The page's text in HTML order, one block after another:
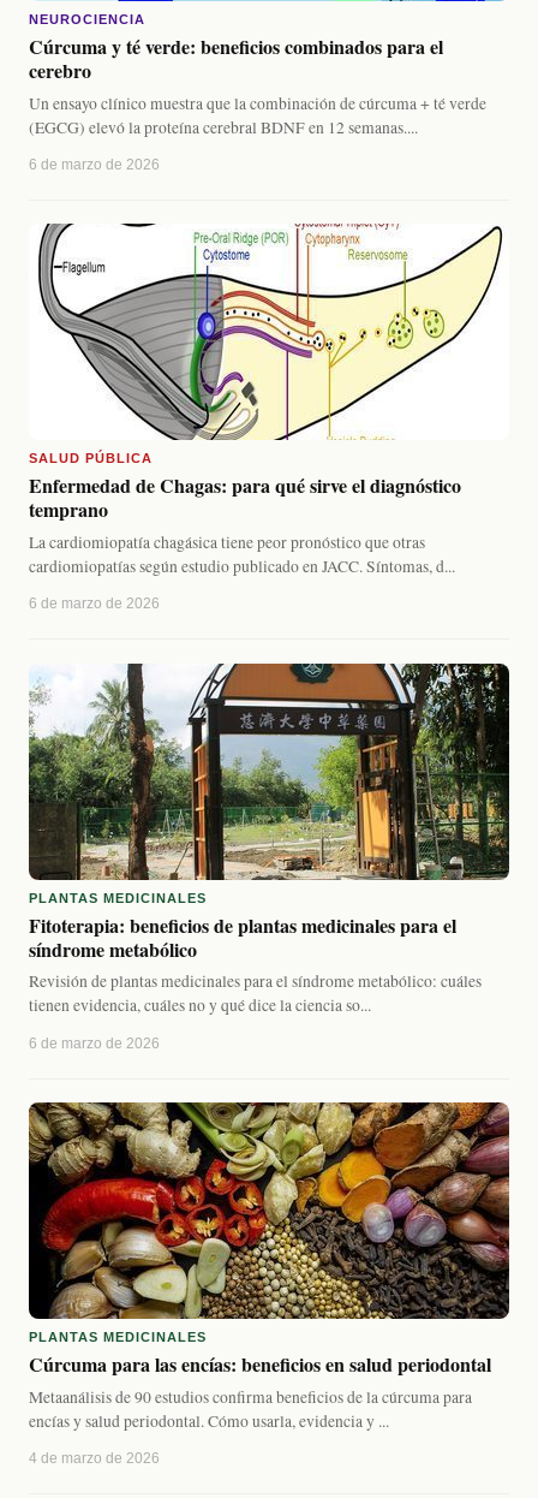
NEUROCIENCIA
Cúrcuma y té verde: beneficios combinados para el
cerebro
Un ensayo clínico muestra que la combinación de cúrcuma + té verde
(EGCG) elevó la proteína cerebral BDNF en 12 semanas....
6 de marzo de 2026
SALUD PÚBLICA
Enfermedad de Chagas: para qué sirve el diagnóstico
temprano
La cardiomiopatía chagásica tiene peor pronóstico que otras
cardiomiopatías según estudio publicado en JACC. Síntomas, d...
6 de marzo de 2026
PLANTAS MEDICINALES
Fitoterapia: beneficios de plantas medicinales para el
síndrome metabólico
Revisión de plantas medicinales para el síndrome metabólico: cuáles
tienen evidencia, cuáles no y qué dice la ciencia so...
6 de marzo de 2026
PLANTAS MEDICINALES
Cúrcuma para las encías: beneficios en salud periodontal
Metaanálisis de 90 estudios confirma beneficios de la cúrcuma para
encías y salud periodontal. Cómo usarla, evidencia y ...
4 de marzo de 2026